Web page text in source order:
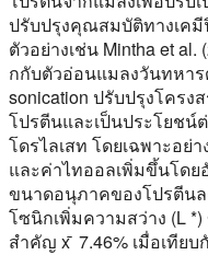
ปรับปรุงคุณสมบัติทางเค
ตัวอย่างเช่น Mintha et
กกับตัวอ่อนแมลงวันทหาร
sonication ปรับปรุงโครง
โปรตีนและเป็นประโยชน์
โดรไลเสท โดยเฉพาะอย่
และค่าไทออลเพิ่มขึ้นโด
ขนาดอนุภาคของโปรตีนล
โซนิกเพิ่มความสว่าง (L
สําคัญ x ̄ 7.46% เมื่อเทีย